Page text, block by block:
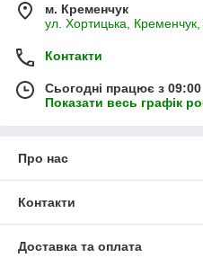
м. Кременчук
ул. Хортицька, Кременчук,
Контакти
Сьогодні працює з
Показати весь графік
Про нас
Контакти
Доставка та оплата